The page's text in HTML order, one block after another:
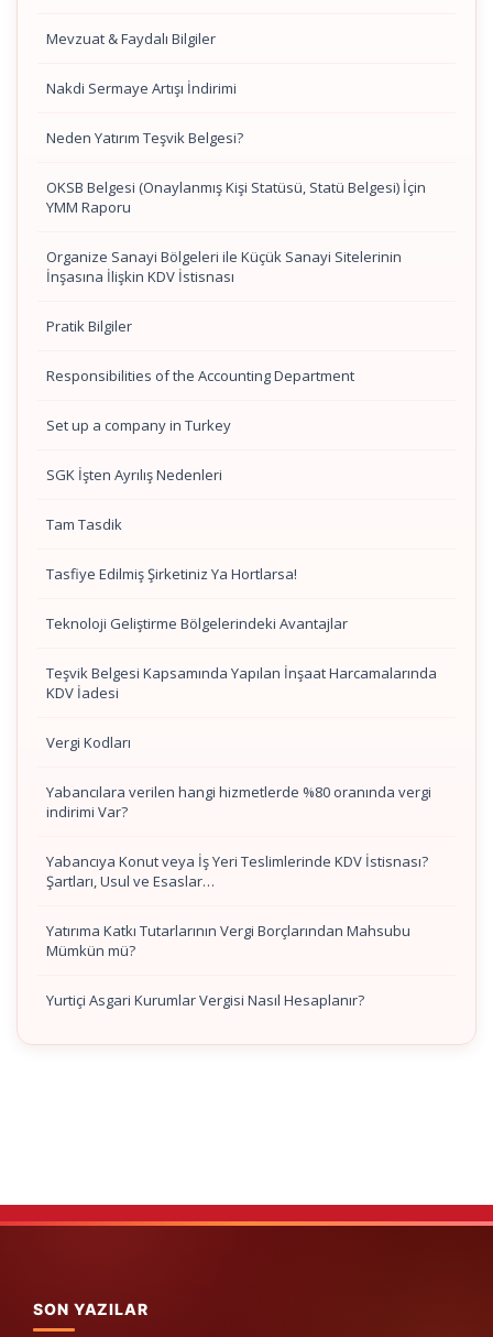
Mevzuat & Faydalı Bilgiler
Nakdi Sermaye Artışı İndirimi
Neden Yatırım Teşvik Belgesi?
OKSB Belgesi (Onaylanmış Kişi Statüsü, Statü Belgesi) İçin
YMM Raporu
Organize Sanayi Bölgeleri ile Küçük Sanayi Sitelerinin
İnşasına İlişkin KDV İstisnası
Pratik Bilgiler
Responsibilities of the Accounting Department
Set up a company in Turkey
SGK İşten Ayrılış Nedenleri
Tam Tasdik
Tasfiye Edilmiş Şirketiniz Ya Hortlarsa!
Teknoloji Geliştirme Bölgelerindeki Avantajlar
Teşvik Belgesi Kapsamında Yapılan İnşaat Harcamalarında
KDV İadesi
Vergi Kodları
Yabancılara verilen hangi hizmetlerde %80 oranında vergi
indirimi Var?
Yabancıya Konut veya İş Yeri Teslimlerinde KDV İstisnası?
Şartları, Usul ve Esaslar…
Yatırıma Katkı Tutarlarının Vergi Borçlarından Mahsubu
Mümkün mü?
Yurtiçi Asgari Kurumlar Vergisi Nasıl Hesaplanır?
SON YAZILAR